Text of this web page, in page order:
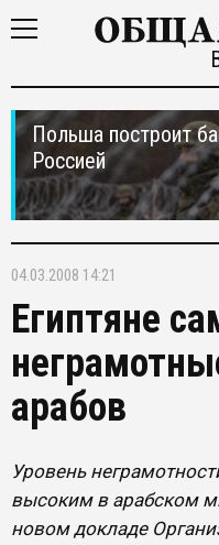
Польша построит
Россией
04.03.2008 14:21
Египтяне
арабов
Уровень
высоким в арабском
новом докладе